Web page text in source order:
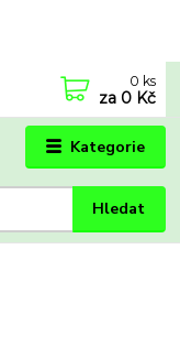
Kategorie
Hledat
0 ks
za 0 Kč